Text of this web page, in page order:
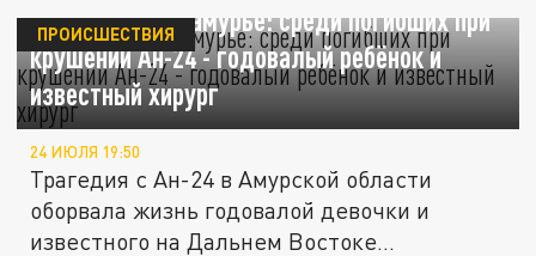
Трагедия в Приамурье: среди погибших при
крушении Ан-24 - годовалый ребёнок и
известный хирург
ПРОИСШЕСТВИЯ
24 ИЮЛЯ 19:50
Трагедия с Ан-24 в Амурской области
оборвала жизнь годовалой девочки и
известного на Дальнем Востоке...